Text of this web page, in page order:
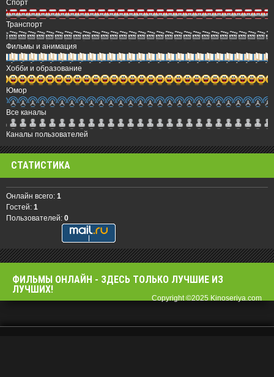
Спорт
Транспорт
Фильмы и анимация
Хобби и образование
Юмор
Все каналы
Каналы пользователей
СТАТИСТИКА
Онлайн всего: 1
Гостей: 1
Пользователей: 0
ФИЛЬМЫ OНЛАЙН - ЗДЕСЬ ТОЛЬКО ЛУЧШИЕ ИЗ
ЛУЧШИХ!
Copyright ©2025 Kinoseriya.com